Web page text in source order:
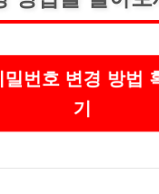
번호 변경 방법
기